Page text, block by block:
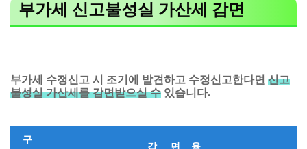
부가세 신고불성실 가산세 감면
부가세 수정신고 시 조기에 발견하고 수정신고한다면 신고
불성실 가산세를 감면받으실 수 있습니다.
구
감 면 율